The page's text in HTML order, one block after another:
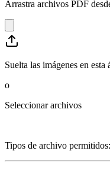
Arrastra archivos PDF
Suelta las imágenes en esta
o
Seleccionar archivos
Tipos de archivo permitidos: